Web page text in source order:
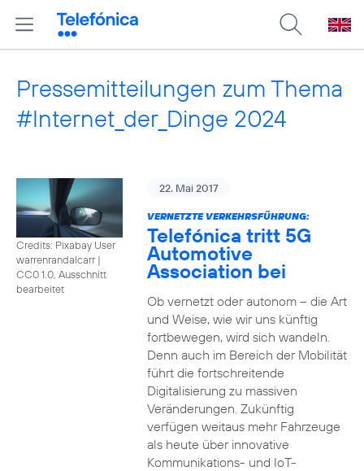
Pressemitteilungen zum Thema
#Internet_der_Dinge 2024
Credits: Pixabay User
warrenrandalcarr|
CC0 1.0, Ausschnitt
bearbeitet
22. Mai 2017
VERNETZTE VERKEHRSFÜHRUNG:
Telefónica tritt 5G
Automotive
Association bei
Ob vernetzt oder autonom – die Art
und Weise, wie wir uns künftig
fortbewegen, wird sich wandeln.
Denn auch im Bereich der Mobilität
führt die fortschreitende
Digitalisierung zu massiven
Veränderungen. Zukünftig
verfügen weitaus mehr Fahrzeuge
als heute über innovative
Kommunikations- und IoT-